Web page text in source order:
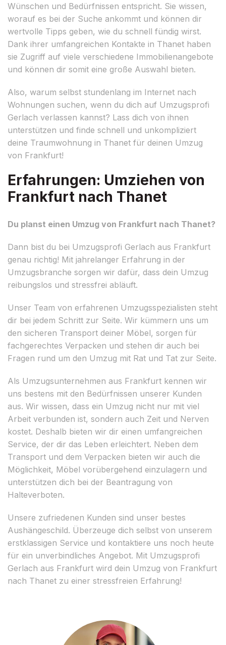
Wünschen und Bedürfnissen entspricht. Sie wissen,
worauf es bei der Suche ankommt und können dir
wertvolle Tipps geben, wie du schnell fündig wirst.
Dank ihrer umfangreichen Kontakte in Thanet haben
sie Zugriff auf viele verschiedene Immobilienangebote
und können dir somit eine große Auswahl bieten.
Also, warum selbst stundenlang im Internet nach
Wohnungen suchen, wenn du dich auf Umzugsprofi
Gerlach verlassen kannst? Lass dich von ihnen
unterstützen und finde schnell und unkompliziert
deine Traumwohnung in Thanet für deinen Umzug
von Frankfurt!
Erfahrungen: Umziehen von
Frankfurt nach Thanet
Du planst einen Umzug von Frankfurt nach Thanet?
Dann bist du bei Umzugsprofi Gerlach aus Frankfurt
genau richtig! Mit jahrelanger Erfahrung in der
Umzugsbranche sorgen wir dafür, dass dein Umzug
reibungslos und stressfrei abläuft.
Unser Team von erfahrenen Umzugsspezialisten steht
dir bei jedem Schritt zur Seite. Wir kümmern uns um
den sicheren Transport deiner Möbel, sorgen für
fachgerechtes Verpacken und stehen dir auch bei
Fragen rund um den Umzug mit Rat und Tat zur Seite.
Als Umzugsunternehmen aus Frankfurt kennen wir
uns bestens mit den Bedürfnissen unserer Kunden
aus. Wir wissen, dass ein Umzug nicht nur mit viel
Arbeit verbunden ist, sondern auch Zeit und Nerven
kostet. Deshalb bieten wir dir einen umfangreichen
Service, der dir das Leben erleichtert. Neben dem
Transport und dem Verpacken bieten wir auch die
Möglichkeit, Möbel vorübergehend einzulagern und
unterstützen dich bei der Beantragung von
Halteverboten.
Unsere zufriedenen Kunden sind unser bestes
Aushängeschild. Überzeuge dich selbst von unserem
erstklassigen Service und kontaktiere uns noch heute
für ein unverbindliches Angebot. Mit Umzugsprofi
Gerlach aus Frankfurt wird dein Umzug von Frankfurt
nach Thanet zu einer stressfreien Erfahrung!